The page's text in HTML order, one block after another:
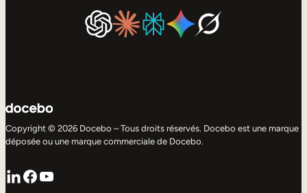
Copyright © 2026 Docebo – Tous droits réservés. Docebo est une marque
déposée ou une marque commerciale de Docebo.
LinkedIn
Facebook
YouTube